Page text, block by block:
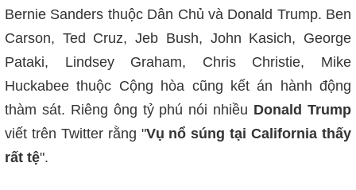
Bernie Sanders thuộc Dân Chủ và Donald Trump. Ben
Carson, Ted Cruz, Jeb Bush, John Kasich, George
Pataki, Lindsey Graham, Chris Christie, Mike
Huckabee thuộc Cộng hòa cũng kết án hành động
thàm sát. Riêng ông tỷ phú nói nhiều Donald Trump
viết trên Twitter rằng "Vụ nổ súng tại California thấy
rất tệ".